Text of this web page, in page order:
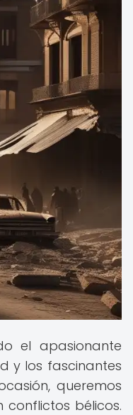
el apasionante
y los fascinantes
queremos
bélicos.